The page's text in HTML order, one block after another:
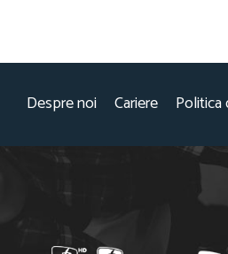
Despre noi Cariere